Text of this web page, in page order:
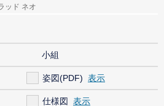
ッド ネオ
小組
姿図(PDF)
仕様図